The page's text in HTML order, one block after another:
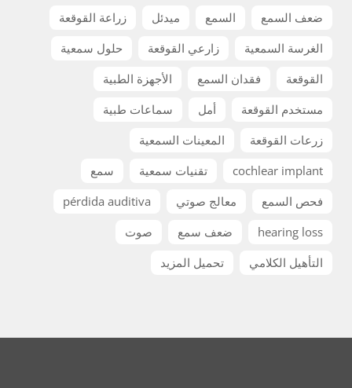
ضعف السمع السمع ميدئل
زراعة القوقعة
الغرسة السمعية
زارعي القوقعة
حلول سمعية
القوقعة
فقدان السمع
الأجهزة الطبية
مستخدم القوقعة
أمل
سماعات طبية
زرعات القوقعة
المعينات السمعية
cochlear implant
تقنيات سمعية
سمع
فحص السمع
معالج صوتي
pérdida auditiva
hearing loss
ضعف سمع
صوت
التأهيل الكلامي
تحميل المزيد